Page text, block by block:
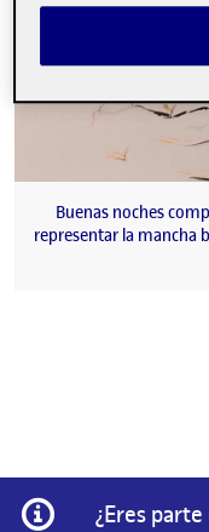
Buenas noches
representar la mancha
Información
¿Eres